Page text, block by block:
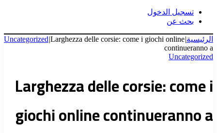
تسجيل الدخول
بحث عن
الرئيسية|
Uncategorized|Larghezza delle corsie: come i giochi online
continueranno a
Uncategorized
Larghezza delle corsie: come i
giochi online continueranno a